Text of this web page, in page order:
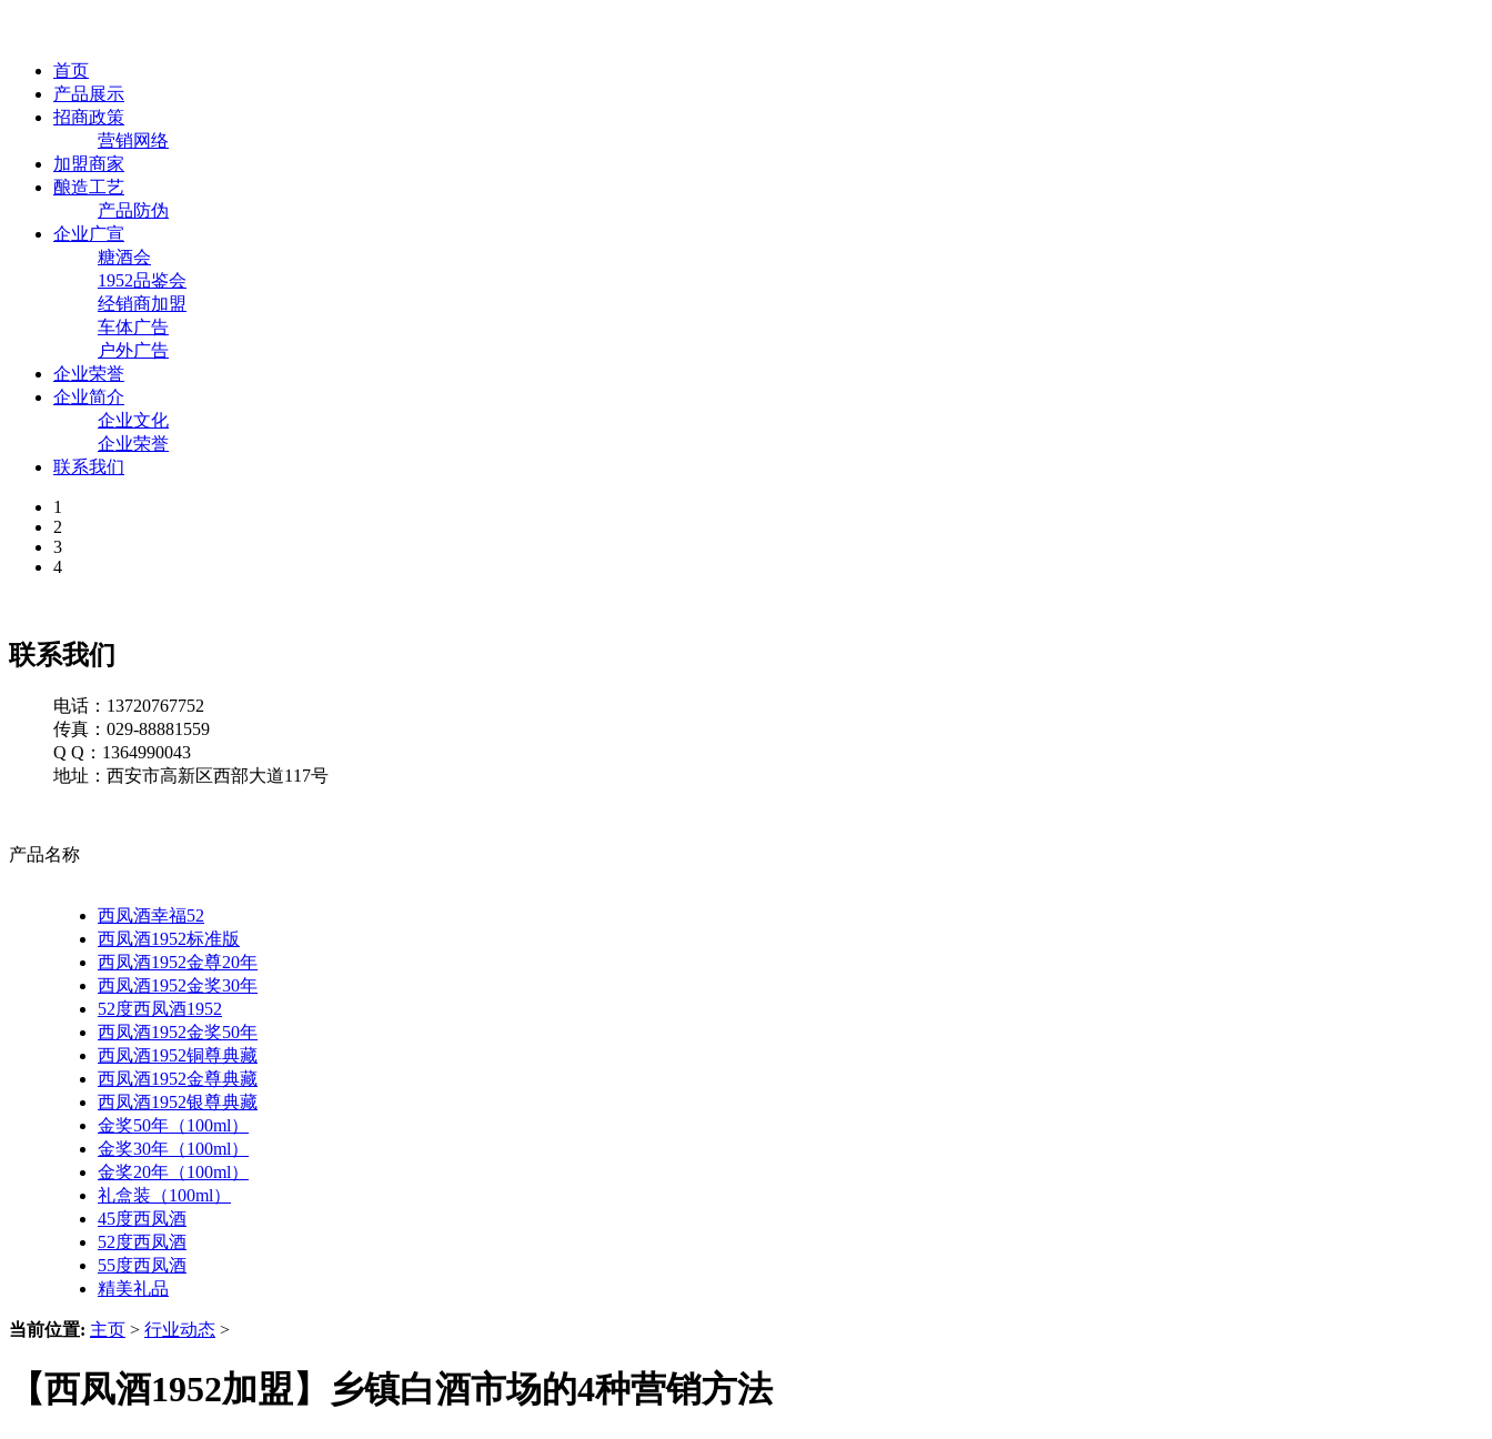
首页
产品展示
招商政策
营销网络
加盟商家
酿造工艺
产品防伪
企业广宣
糖酒会
1952品鉴会
经销商加盟
车体广告
户外广告
企业荣誉
企业简介
企业文化
企业荣誉
联系我们
1
2
3
4
联系我们
电话：13720767752
传真：029-88881559
Q Q：1364990043
地址：西安市高新区西部大道117号
产品名称
西凤酒幸福52
西凤酒1952标准版
西凤酒1952金尊20年
西凤酒1952金奖30年
52度西凤酒1952
西凤酒1952金奖50年
西凤酒1952铜尊典藏
西凤酒1952金尊典藏
西凤酒1952银尊典藏
金奖50年（100ml）
金奖30年（100ml）
金奖20年（100ml）
礼盒装（100ml）
45度西凤酒
52度西凤酒
55度西凤酒
精美礼品
当前位置: 主页 > 行业动态 >
【西凤酒1952加盟】乡镇白酒市场的4种营销方法